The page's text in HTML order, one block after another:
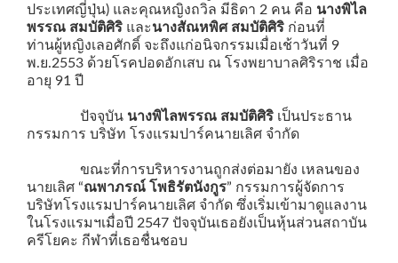
ประเทศญี่ปุ่น) และคุณหญิงถวิล มีธิดา 2 คน คือ นางพิไล
พรรณ สมบัติศิริ และนางสัณหพิศ สมบัติศิริ ก่อนที่
ท่านผู้หญิงเลอศักดิ์ จะถึงแก่อนิจกรรมเมื่อเช้าวันที่ 9
พ.ย.2553 ด้วยโรคปอดอักเสบ ณ โรงพยาบาลศิริราช เมื่อ
อายุ 91 ปี
ปัจจุบัน นางพิไลพรรณ สมบัติศิริ เป็นประธาน
กรรมการ บริษัท โรงแรมปาร์คนายเลิศ จำกัด
ขณะที่การบริหารงานถูกส่งต่อมายัง เหลนของ
นายเลิศ “ณพาภรณ์ โพธิรัตนังกูร” กรรมการผู้จัดการ
บริษัทโรงแรมปาร์คนายเลิศ จำกัด ซึ่งเริ่มเข้ามาดูแลงาน
ในโรงแรมฯเมื่อปี 2547 ปัจจุบันเธอยังเป็นหุ้นส่วนสถาบัน
ครีโยคะ กีฬาที่เธอชื่นชอบ